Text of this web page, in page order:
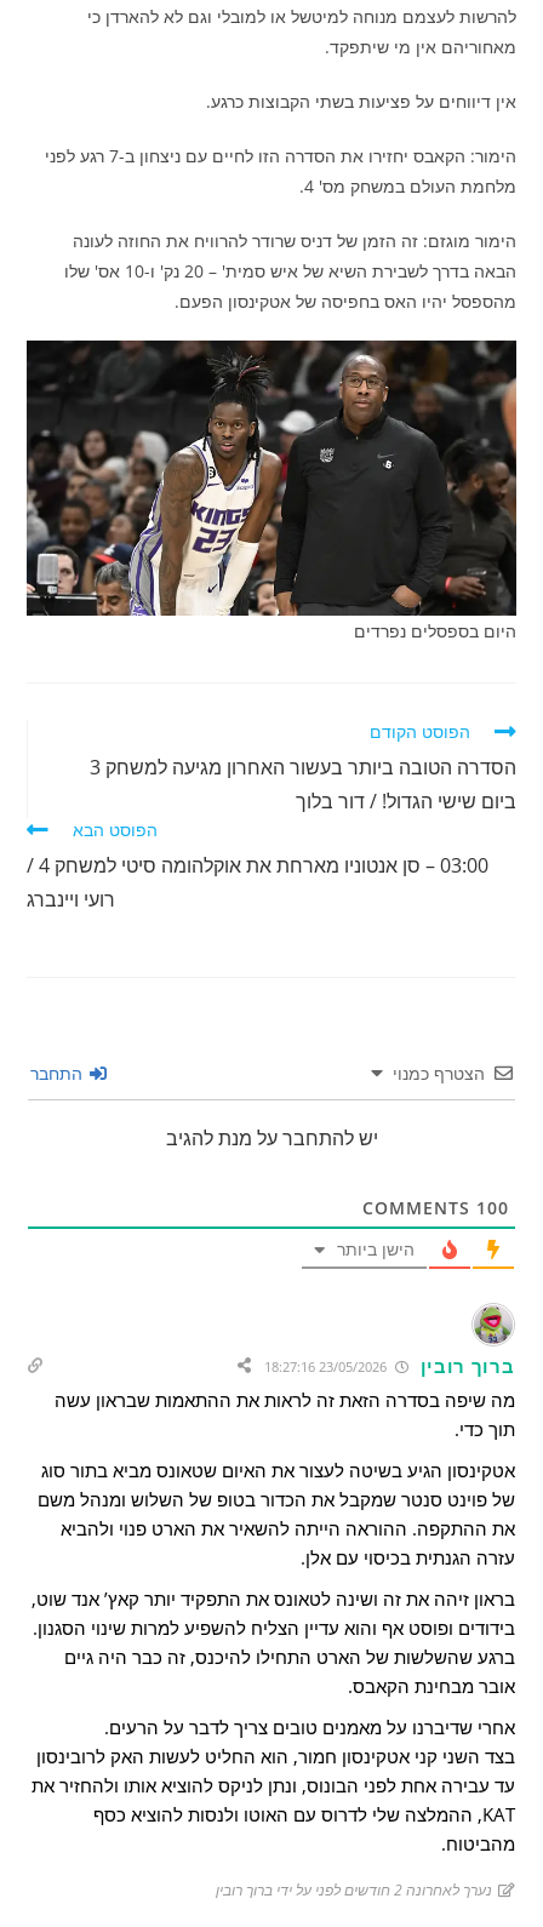
להרשות לעצמם מנוחה למיטשל או למובלי וגם לא להארדן כי
מאחוריהם אין מי שיתפקד.
אין דיווחים על פציעות בשתי הקבוצות כרגע.
הימור: הקאבס יחזירו את הסדרה הזו לחיים עם ניצחון ב-7 רגע לפני
מלחמת העולם במשחק מס' 4.
הימור מוגזם: זה הזמן של דניס שרודר להרוויח את החוזה לעונה
הבאה בדרך לשבירת השיא של איש סמית' – 20 נק' ו-10 אס' שלו
מהספסל יהיו האס בחפיסה של אטקינסון הפעם.
היום בספסלים נפרדים
לקרוא
נוספים
הפוסט הקודם
הסדרה הטובה ביותר בעשור האחרון מגיעה למשחק 3
ביום שישי הגדול! / דור בלוך
הפוסט הבא
03:00 – סן אנטוניו מארחת את אוקלהומה סיטי למשחק 4 /
רועי ויינברג
הצטרף כמנוי התחבר
יש להתחבר על מנת להגיב
100
הישן ביותר
ברוך רובין 23/05/2026 18:27:16
מה שיפה בסדרה הזאת זה לראות את ההתאמות שבראון עשה
תוך כדי.
אטקינסון הגיע בשיטה לעצור את האיום שטאונס מביא בתור סוג
של פוינט סנטר שמקבל את הכדור בטופ של השלוש ומנהל משם
את ההתקפה. ההוראה הייתה להשאיר את הארט פנוי ולהביא
עזרה הגנתית בכיסוי עם אלן.
בראון זיהה את זה ושינה לטאונס את התפקיד יותר קאץ’ אנד שוט,
בידודים ופוסט אף והוא עדיין הצליח להשפיע למרות שינוי הסגנון.
ברגע שהשלשות של הארט התחילו להיכנס, זה כבר היה גיים
אובר מבחינת הקאבס.
אחרי שדיברנו על מאמנים טובים צריך לדבר על הרעים.
בצד השני קני אטקינסון חמור, הוא החליט לעשות האק לרובינסון
עד עבירה אחת לפני הבונוס, ונתן לניקס להוציא אותו ולהחזיר את
KAT, ההמלצה שלי לדרוס עם האוטו ולנסות להוציא כסף
מהביטוח.
נערך לאחרונה 2 חודשים לפני על ידי ברוך רובין